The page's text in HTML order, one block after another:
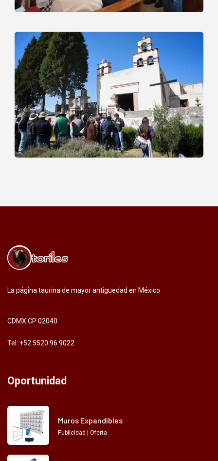
La página taurina de mayor antiguedad en México
CDMX CP 02040
Tel: +52 5520 96 9022
Oportunidad
Muros Expandibles
Publicidad | Oferta